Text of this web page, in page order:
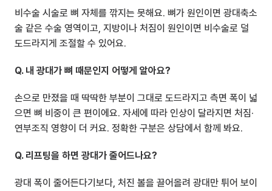
비수술 시술로 뼈 자체를 깎지는 못해요. 뼈가 원인이면 광대축소
술 같은 수술 영역이고, 지방이나 처짐이 원인이면 비수술로 덜
도드라지게 조절할 수 있어요.
Q. 내 광대가 뼈 때문인지 어떻게 알아요?
손으로 만졌을 때 딱딱한 부분이 그대로 도드라지고 측면 폭이 넓
으면 뼈 비중이 큰 편이에요. 자세에 따라 인상이 달라지면 처짐·
연부조직 영향이 더 커요. 정확한 구분은 상담에서 함께 봐요.
Q. 리프팅을 하면 광대가 줄어드나요?
광대 폭이 줄어든다기보다, 처진 볼을 끌어올려 광대만 튀어 보이